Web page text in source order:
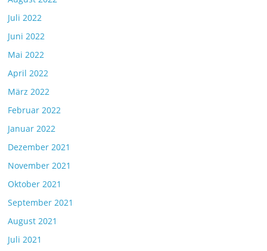
Juli 2022
Juni 2022
Mai 2022
April 2022
März 2022
Februar 2022
Januar 2022
Dezember 2021
November 2021
Oktober 2021
September 2021
August 2021
Juli 2021